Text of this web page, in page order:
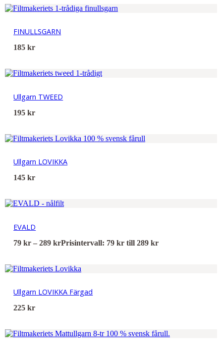
FINULLSGARN
185kr
Ullgarn TWEED
195kr
Ullgarn LOVIKKA
145kr
EVALD
79kr – 289krPrisintervall: 79 kr till 289 kr
Ullgarn LOVIKKA Färgad
225kr